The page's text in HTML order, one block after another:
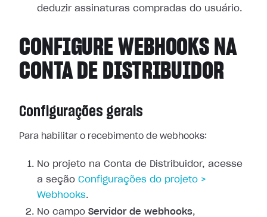
deduzir assinaturas compradas do usuário.
CONFIGURE WEBHOOKS NA
CONTA DE DISTRIBUIDOR
Configurações gerais
Para habilitar o recebimento de webhooks:
No projeto na Conta de Distribuidor, acesse
a seção Configurações do projeto >
Webhooks.
No campo Servidor de webhooks,